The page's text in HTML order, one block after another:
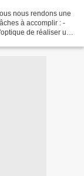
nous rendons une
à accomplir : -
de réaliser un